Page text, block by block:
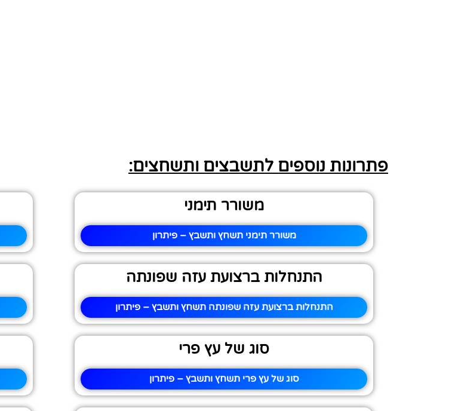
פתרונות נוספים לתשבצים ותשחצים:
משורר תימני
משורר תימני תשחץ ותשבץ – פיתרון
התנחלות ברצועת עזה שפונתה
התנחלות ברצועת עזה שפונתה תשחץ ותשבץ – פיתרון
סוג של עץ פרי
סוג של עץ פרי תשחץ ותשבץ – פיתרון